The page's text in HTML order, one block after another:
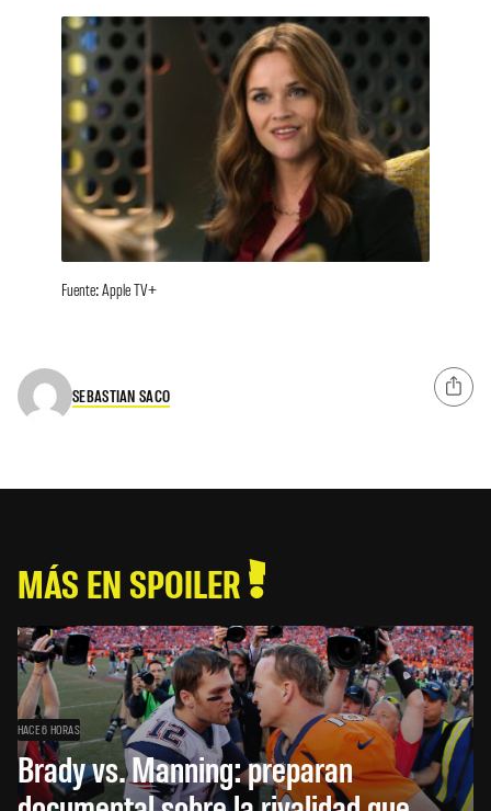
Fuente: Apple TV+
SEBASTIAN SACO
MÁS EN SPOILER
HACE 6 HORAS
Brady vs. Manning: preparan